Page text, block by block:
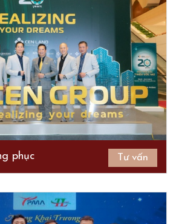
phục Tư vấn